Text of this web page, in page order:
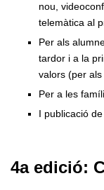
nou,
telemàtica al
Per als
tardor i a la
valors (per
Per a les
I publicació
4a edició: